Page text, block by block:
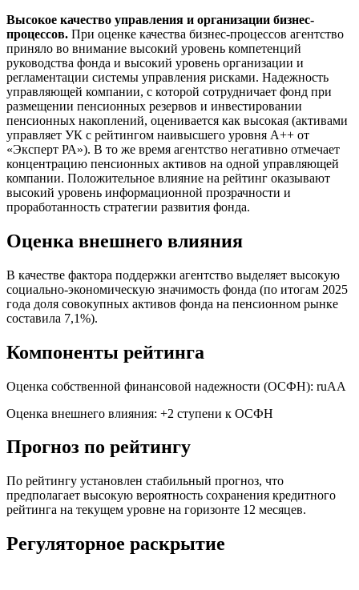
Высокое качество управления и организации бизнес-
процессов. При оценке качества бизнес-процессов агентство
приняло во внимание высокий уровень компетенций
руководства фонда и высокий уровень организации и
регламентации системы управления рисками. Надежность
управляющей компании, с которой сотрудничает фонд при
размещении пенсионных резервов и инвестировании
пенсионных накоплений, оценивается как высокая (активами
управляет УК с рейтингом наивысшего уровня А++ от
«Эксперт РА»). В то же время агентство негативно отмечает
концентрацию пенсионных активов на одной управляющей
компании. Положительное влияние на рейтинг оказывают
высокий уровень информационной прозрачности и
проработанность стратегии развития фонда.
Оценка внешнего влияния
В качестве фактора поддержки агентство выделяет высокую
социально-экономическую значимость фонда (по итогам 2025
года доля совокупных активов фонда на пенсионном рынке
составила 7,1%).
Компоненты рейтинга
Оценка собственной финансовой надежности (ОСФН): ruAA
Оценка внешнего влияния: +2 ступени к ОСФН
Прогноз по рейтингу
По рейтингу установлен стабильный прогноз, что
предполагает высокую вероятность сохранения кредитного
рейтинга на текущем уровне на горизонте 12 месяцев.
Регуляторное раскрытие